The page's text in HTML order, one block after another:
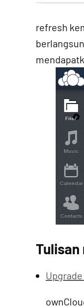
refresh
Tulisan